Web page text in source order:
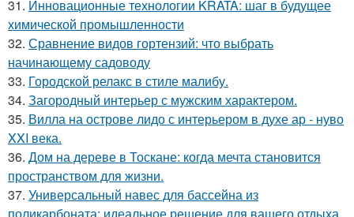
31. Инновационные технологии KRATA: шаг в будущее
химической промышленности
32. Сравнение видов гортензий: что выбрать
начинающему садоводу
33. Городской релакс в стиле малибу.
34. Загородный интерьер с мужским характером.
35. Вилла на острове лидо с интерьером в духе ар - нуво
XXI века.
36. Дом на дереве в Тоскане: когда мечта становится
пространством для жизни.
37. Универсальный навес для бассейна из